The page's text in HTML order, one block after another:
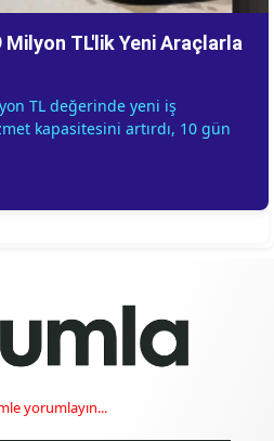
TL'lik Yeni Araçlarla
TL değerinde yeni iş
kapasitesini artırdı, 10 gün
yorumlayın...